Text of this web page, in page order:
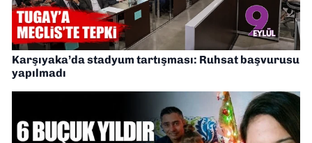
Karşıyaka’da stadyum tartışması: Ruhsat başvurusu
yapılmadı